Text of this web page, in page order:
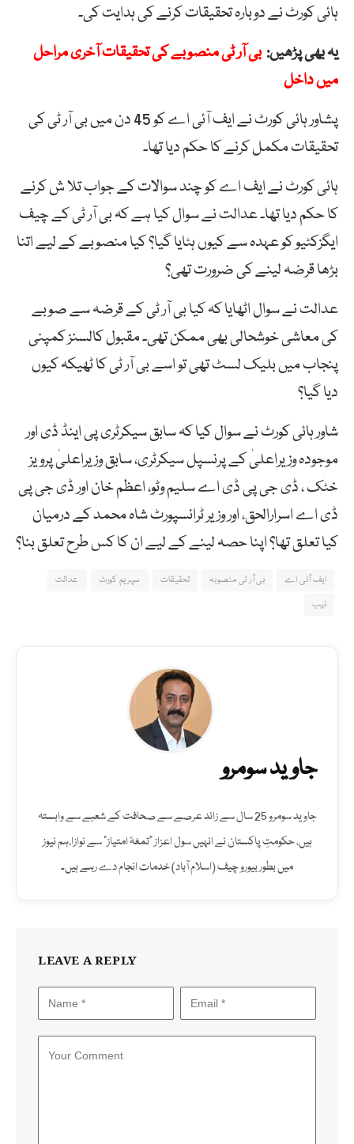
ہائی کورٹ نے دوبارہ تحقیقات کرنے کی ہدایت کی۔
یہ بھی پڑھیں: بی آر ٹی منصوبے کی تحقیقات آخری مراحل
میں داخل
پشاور ہائی کورٹ نے ایف آئی اے کو 45 دن میں بی آر ٹی کی
تحقیقات مکمل کرنے کا حکم دیا تھا۔
ہائی کورٹ نے ایف اے کو چند سوالات کے جواب تلا ش کرنے
کا حکم دیا تھا۔ عدالت نے سوال کیا ہے کہ بی آر ٹی کے چیف
ایگزکٹیو کو عہدہ سے کیوں ہٹایا گیا؟ کیا منصوبے کے لیے اتنا
بڑھا قرضہ لینے کی ضرورت تھی؟
عدالت نے سوال اٹھایا کہ کیا بی آر ٹی کے قرضہ سے صوبے
کی معاشی خوشحالی بھی ممکن تھی۔ مقبول کالسنز کمپنی
پنجاب میں بلیک لسٹ تھی تو اسے بی آر ٹی کا ٹھیکہ کیوں
دیا گیا؟
شاور ہائی کورٹ نے سوال کیا کہ سابق سیکرٹری پی اینڈ ڈی اور
موجودہ وزیراعلیٰ کے پرنسپل سیکرٹری، سابق وزیراعلیٰ پرویز
خٹک ، ڈی جی پی ڈی اے سلیم وٹو، اعظم خان اور ڈی جی پی
ڈی اے اسرارالحق، اور وزیر ٹرانسپورٹ شاہ محمد کے درمیان
کیا تعلق تھا؟ اپنا حصہ لینے کے لیے ان کا کس طرح تعلق بنا؟
ایف آئی اے بی آر ٹی منصوبہ تحقیقات سپریم کورٹ
عدالت
نیب
جاوید سومرو
جاوید سومرو 25 سال سے زائد عرصے سے صحافت کے شعبے سے وابستہ
ہیں، حکومتِ پاکستان نے انہیں سول اعزاز "تمغۂ امتیاز" سے نوازا،ہم نیوز
میں بطور بیورو چیف (اسلام آباد) خدمات انجام دے رہے ہیں۔
LEAVE A REPLY